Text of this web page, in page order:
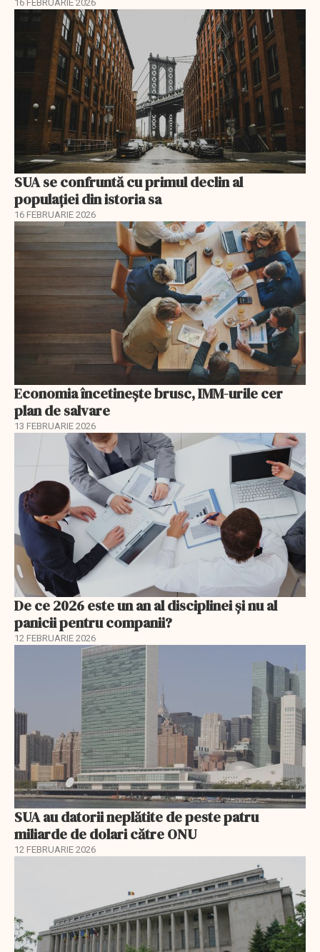
16 FEBRUARIE 2026
SUA se confruntă cu primul declin al
populației din istoria sa
16 FEBRUARIE 2026
Economia încetinește brusc, IMM-urile cer
plan de salvare
13 FEBRUARIE 2026
De ce 2026 este un an al disciplinei și nu al
panicii pentru companii?
12 FEBRUARIE 2026
SUA au datorii neplătite de peste patru
miliarde de dolari către ONU
12 FEBRUARIE 2026